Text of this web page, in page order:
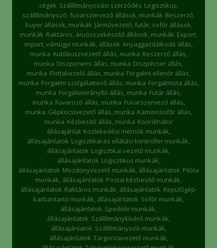
cégek Szállítmányozási szerződés Logisztikus,
szállítmányozó, fuvarszervező állások, munkák Beszerző,
buyer állások, munkák Járművezető, futár, sofőr állások,
munkák Raktáros, áruösszekészítő állások, munkák Export,
import, vámügyi munkák, állások Anyaggazdálkodó állás,
munka Autóbuszvezető állás, munka Beszerző állás,
munka Diszponens állás, munka Diszpécser állás,
munka Flottakezelő állás, munka Forgalmi ellenőr állás,
munka Forgalmi szolgálattevő állás, munka Forgalmista állás,
munka Forgalomirányító állás, munka Futár állás,
munka Fuvarozó állás, munka Fuvarszervező állás,
munka Gépkocsivezető állás, munka Kamionsofőr állás,
munka Kézbesítő állás, munka Koordinátor
állásajánlat Közlekedési mérnök munkák,
állásajánlatok Logisztikai és ellátási kontroller munkák,
állásajánlatok Logisztikai vezető munkák,
állásajánlatok Logisztikus munkák,
állásajánlatok Mozdonyvezető munkák, állásajánlatok Pilóta
munkák, állásajánlatok Postai kézbesítő munkák,
állásajánlatok Raktáros munkák, állásajánlatok Repülőgép-
karbantartó munkák, állásajánlatok Sofőr munkák,
állásajánlatok Speditőr munkák,
állásajánlatok Szállítmánykísérő munkák,
állásajánlatok Szállítmányozó munkák,
állásajánlatok Targoncavezető munkák,